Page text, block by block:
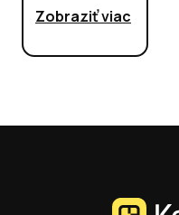
Zobraziť viac